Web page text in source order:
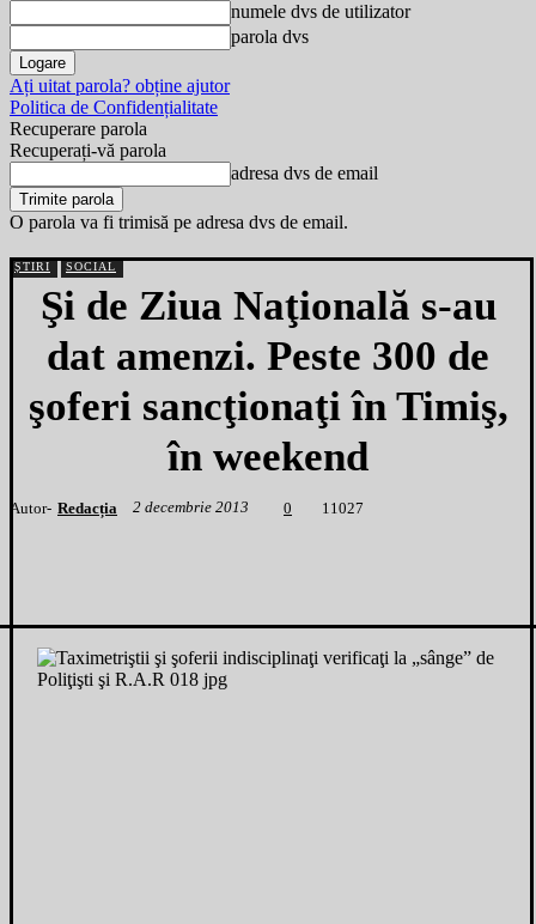
numele dvs de utilizator
parola dvs
Ați uitat parola? obține ajutor
Politica de Confidențialitate
Recuperare parola
Recuperați-vă parola
adresa dvs de email
O parola va fi trimisă pe adresa dvs de email.
ȘTIRI SOCIAL
Şi de Ziua Naţională s-au
dat amenzi. Peste 300 de
şoferi sancţionaţi în Timiş,
în weekend
Autor- Redacția 2 decembrie 2013 0 1 1027